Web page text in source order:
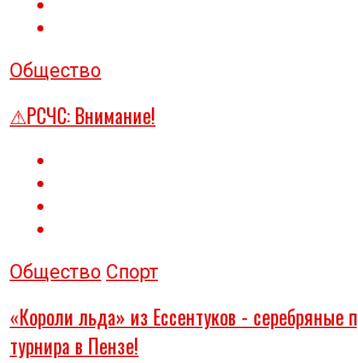
Общество
⚠РСЧС: Внимание!
Общество Спорт
«Короли льда» из Ессентуков - серебряные
турнира в Пензе!